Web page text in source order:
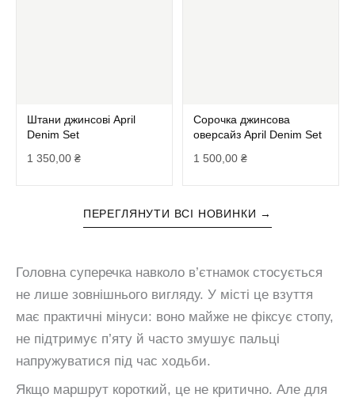
Штани джинсові April
Denim Set
1 350,00 ₴
Сорочка джинсова
оверсайз April Denim Set
1 500,00₴
ПЕРЕГЛЯНУТИ ВСІ НОВИНКИ →
Головна суперечка навколо в’єтнамок стосується
не лише зовнішнього вигляду. У місті це взуття
має практичні мінуси: воно майже не фіксує стопу,
не підтримує п’яту й часто змушує пальці
напружуватися під час ходьби.
Якщо маршрут короткий, це не критично. Але для